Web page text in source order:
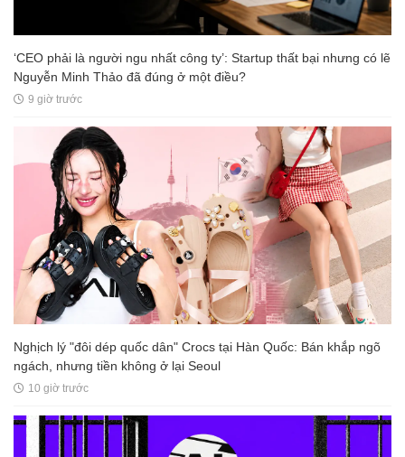
‘CEO phải là người ngu nhất công ty’: Startup thất bại nhưng có lẽ
Nguyễn Minh Thảo đã đúng ở một điều?
9 giờ trước
Nghịch lý "đôi dép quốc dân" Crocs tại Hàn Quốc: Bán khắp ngõ
ngách, nhưng tiền không ở lại Seoul
10 giờ trước